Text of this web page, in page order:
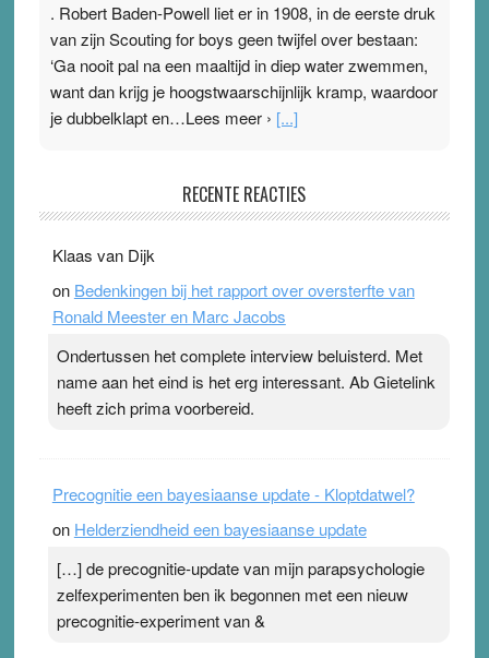
. Robert Baden-Powell liet er in 1908, in de eerste druk
van zijn Scouting for boys geen twijfel over bestaan:
‘Ga nooit pal na een maaltijd in diep water zwemmen,
want dan krijg je hoogstwaarschijnlijk kramp, waardoor
je dubbelklapt en…Lees meer › [...]
Ward van Beek
topsporters. Ze hopen ermee hun hartslag te verlagen
terwijl ze meer zuurstof opnemen. Daarop heeft zo’n
pleister geen effect. Maar het gevoel ‘makkelijker te
Pleisterplakkers in de topspsort ›[...]
RECENTE REACTIES
Klaas van Dijk
on Bedenkingen bij het rapport over oversterfte van
Ronald Meester en Marc Jacobs
Ondertussen het complete interview beluisterd. Met
name aan het eind is het erg interessant. Ab Gietelink
heeft zich prima voorbereid.
Precognitie een bayesiaanse update - Kloptdatwel?
on Helderziendheid een bayesiaanse update
[…] de precognitie-update van mijn parapsychologie
zelfexperimenten ben ik begonnen met een nieuw
precognitie-experiment van &